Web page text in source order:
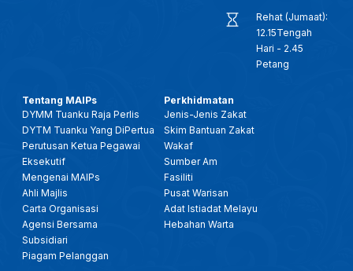
Rehat (Jumaat):
12.15Tengah
Hari - 2.45
Petang
Tentang MAIPs
DYMM Tuanku Raja Perlis
DYTM Tuanku Yang DiPertua
Perutusan Ketua Pegawai
Eksekutif
Mengenai MAIPs
Ahli Majlis
Carta Organisasi
Agensi Bersama
Subsidiari
Piagam Pelanggan
Perkhidmatan
Jenis-Jenis Zakat
Skim Bantuan Zakat
Wakaf
Sumber Am
Fasiliti
Pusat Warisan
Adat Istiadat Melayu
Hebahan Warta